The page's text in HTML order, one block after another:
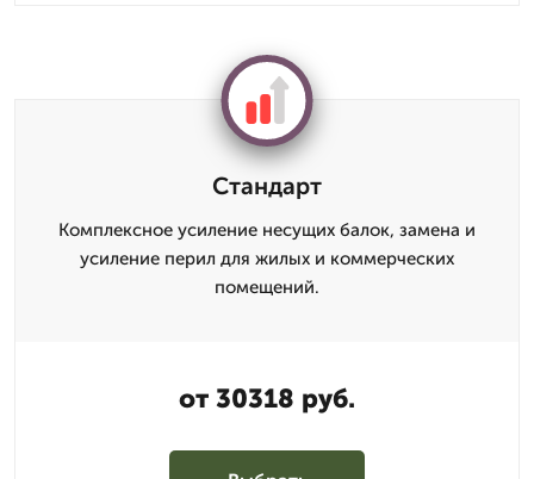
Стандарт
Комплексное усиление несущих балок, замена и
усиление перил для жилых и коммерческих
помещений.
от 30318 руб.